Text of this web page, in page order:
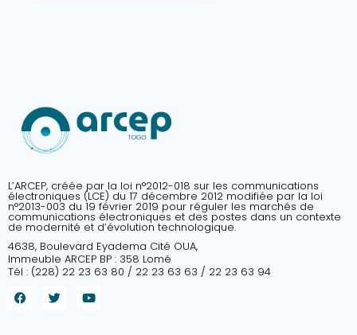
L’ARCEP, créée par la loi n°2012-018 sur les communications
électroniques (LCE) du 17 décembre 2012 modifiée par la loi
n°2013-003 du 19 février 2019 pour réguler les marchés de
communications électroniques et des postes dans un contexte
de modernité et d’évolution technologique.
4638, Boulevard Eyadema Cité OUA,
Immeuble ARCEP BP : 358 Lomé
Tél : (228) 22 23 63 80 / 22 23 63 63 / 22 23 63 94